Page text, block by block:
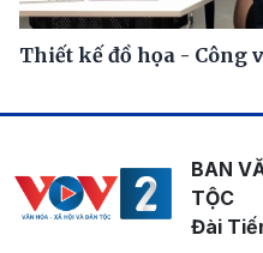
Thiết kế đồ họa - Công
BAN
TỘC
Đài